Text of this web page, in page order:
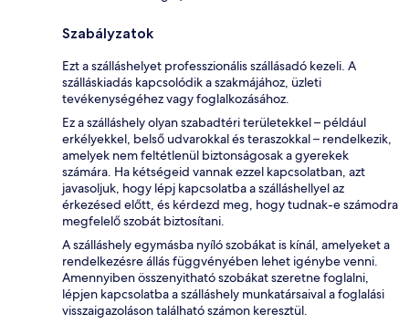
Szabályzatok
Ezt a szálláshelyet professzionális szállásadó kezeli. A
szálláskiadás kapcsolódik a szakmájához, üzleti
tevékenységéhez vagy foglalkozásához.
Ez a szálláshely olyan szabadtéri területekkel – például
erkélyekkel, belső udvarokkal és teraszokkal – rendelkezik,
amelyek nem feltétlenül biztonságosak a gyerekek
számára. Ha kétségeid vannak ezzel kapcsolatban, azt
javasoljuk, hogy lépj kapcsolatba a szálláshellyel az
érkezésed előtt, és kérdezd meg, hogy tudnak-e számodra
megfelelő szobát biztosítani.
A szálláshely egymásba nyíló szobákat is kínál, amelyeket a
rendelkezésre állás függvényében lehet igénybe venni.
Amennyiben összenyitható szobákat szeretne foglalni,
lépjen kapcsolatba a szálláshely munkatársaival a foglalási
visszaigazoláson található számon keresztül.